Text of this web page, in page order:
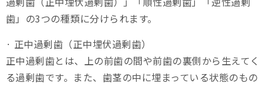
歯」の3つの種類に分けられます。
· 正中過剰歯（正中埋伏過剰歯）
正中過剰歯とは、上の前歯の間や前歯の裏側から生えてく
る過剰歯です。また、歯茎の中に埋まっている状態のもの